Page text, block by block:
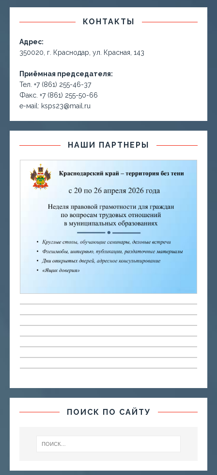
КОНТАКТЫ
Адрес:
350020, г. Краснодар, ул. Красная, 143
Приёмная председателя:
Тел. +7 (861) 255-46-37
Факс. +7 (861) 255-50-66
е-маil: ksps23@mail.ru
НАШИ ПАРТНЕРЫ
ПОИСК ПО САЙТУ